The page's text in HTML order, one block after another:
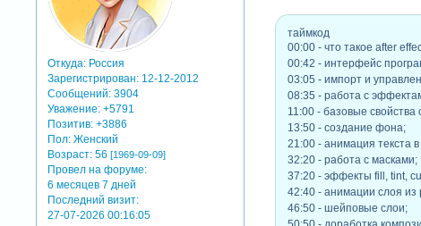
Откуда: Россия
Зарегистрирован: 12-12-2012
Сообщений: 3904
Уважение: +5791
Позитив: +3886
Пол: Женский
Возраст: 56[1969-09-09]
Провел на форуме:
6 месяцев 7 дней
Последний визит:
27-07-2026 00:16:05
таймкод
00:00 - что такое after
00:42 - интерфейс
03:05 - импорт и
08:35 - работа с
11:00 - базовые свойства
13:50 - создание фона;
21:00 - анимация текста
32:20 - работа с масками;
37:20 - эффекты fill, tint,
42:40 - анимации слоя из
46:50 - шейповые слои;